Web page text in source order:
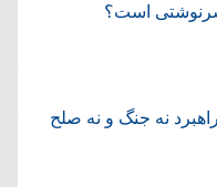
سرنوشتی است؟
راهبرد نه جنگ و نه صلح